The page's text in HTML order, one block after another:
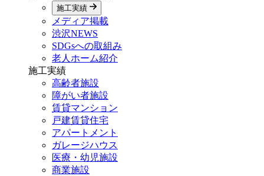
施工実績
メディア掲載
渋沢NEWS
SDGsへの取組み
老人ホーム紹介
施工実績
高齢者施設
障がい者施設
賃貸マンション
戸建賃貸住宅
アパートメント
ガレージハウス
医療・幼児施設
商業施設